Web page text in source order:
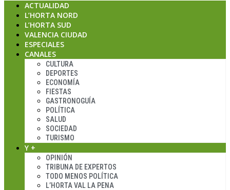
ACTUALIDAD
L’HORTA NORD
L’HORTA SUD
VALENCIA CIUDAD
ESPECIALES
CANALES
CULTURA
DEPORTES
ECONOMÍA
FIESTAS
GASTRONOGUÍA
POLÍTICA
SALUD
SOCIEDAD
TURISMO
Y +
OPINIÓN
TRIBUNA DE EXPERTOS
TODO MENOS POLÍTICA
L’HORTA VAL LA PENA